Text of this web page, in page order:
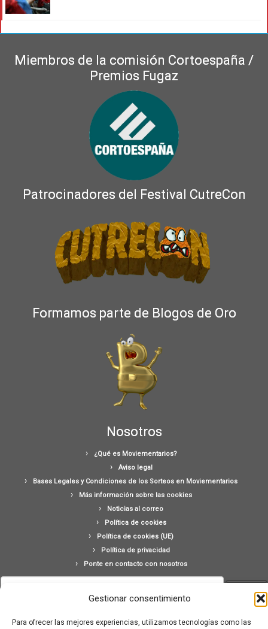
Gestionar consentimiento
Para ofrecer las mejores experiencias, utilizamos tecnologías como las
Miembros de la comisión Cortoespaña /
Premios Fugaz
Patrocinadores del Festival CutreCon
Formamos parte de Blogos de Oro
Nosotros
¿Qué es Moviementarios?
Aviso legal
Bases Legales y Condiciones de los Sorteos en Moviementarios
Más información sobre las cookies
Noticias al correo
Política de cookies
Política de cookies (UE)
Política de privacidad
Ponte en contacto con nosotros